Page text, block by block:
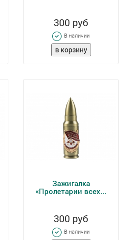
300 руб
В наличии
Зажигалка
«Пролетарии всех...
300 руб
В наличии